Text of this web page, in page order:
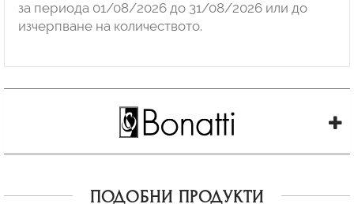
за периода 01/08/2026 до 31/08/2026 или до
изчерпване на количеството.
ПОДОБНИ ПРОДУКТИ